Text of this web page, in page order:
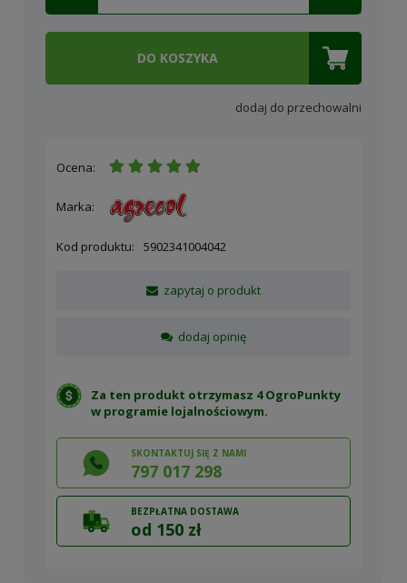
DO KOSZYKA
dodaj do przechowalni
Ocena:
Marka:
Kod produktu: 5902341004042
zapytaj o produkt
dodaj opinię
Za ten produkt otrzymasz 4 OgroPunkty
w programie lojalnościowym.
SKONTAKTUJ SIĘ Z NAMI
797 017 298
BEZPŁATNA DOSTAWA
od 150 zł